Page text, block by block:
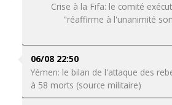
Crise à la Fifa: le comité
"réaffirme à l'unanimité
06/08 22:50
Yémen: le bilan de l'attaque des
à 58 morts (source militaire)